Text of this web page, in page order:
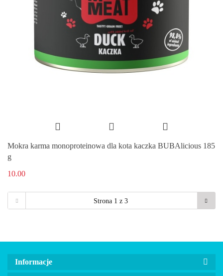
Mokra karma monoproteinowa dla kota kaczka BUBAlicious 185
g
10.00
Informacje